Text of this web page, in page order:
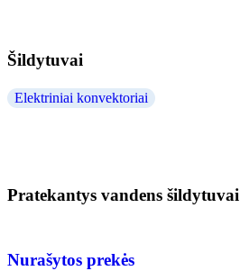
Šildytuvai
Elektriniai konvektoriai
Pratekantys vandens šildytuvai
Nurašytos prekės